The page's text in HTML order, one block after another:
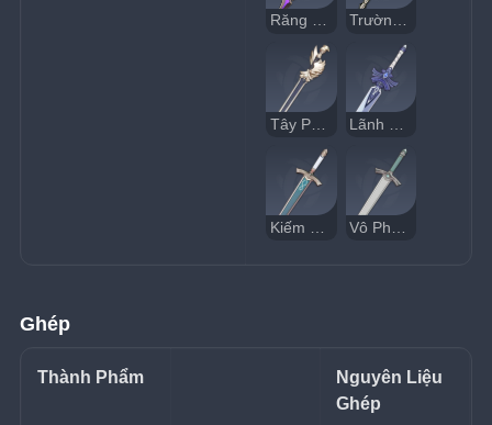
Răng Nanh Rỉ Sét Trường Kiếm Tông Thất
Tây Phong Kiếm
Ghép
Thành Phẩm
Nguyên Liệu
Ghép